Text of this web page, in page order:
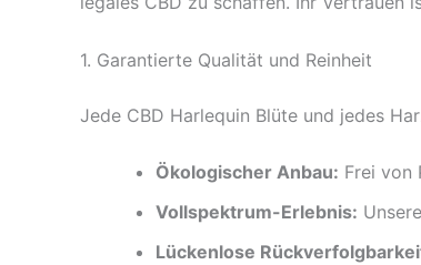
1. Garantierte Qualität und Reinheit
Jede CBD Harlequin Blüte und jedes
Ökologischer Anbau: Frei von
Vollspektrum-Erlebnis:
Lückenlose